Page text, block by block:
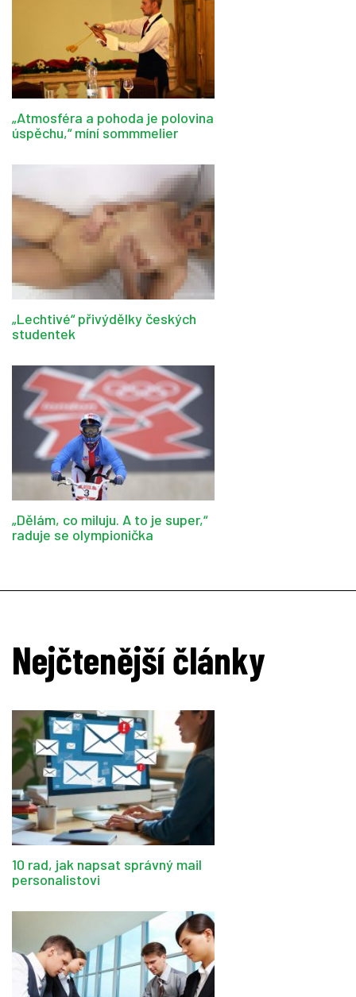
„Atmosféra a pohoda je polovina
úspěchu,“ míní sommmelier
„Lechtivé“ přivýdělky českých
studentek
„Dělám, co miluju. A to je super,“
raduje se olympionička
Nejčtenější články
10 rad, jak napsat správný mail
personalistovi